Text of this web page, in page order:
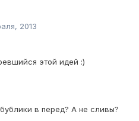
2013
этой идей :)
в перед? А не сливы?